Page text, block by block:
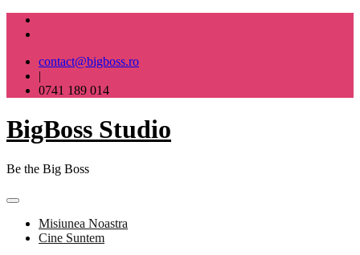
Skip
contact@bigboss.ro
|
0741 189 014
BigBoss Studio
Be the Big Boss
Misiunea Noastra
Cine Suntem